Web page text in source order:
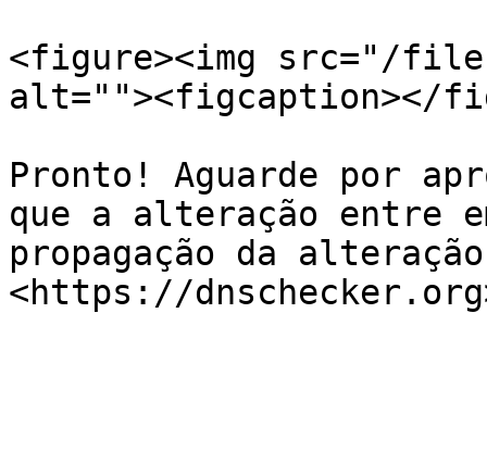
<figure><img src="/files/
alt=""><figcaption></
Pronto! Aguarde por
que a alteração entre
propagação da